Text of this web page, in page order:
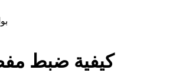
كيفية ضبط